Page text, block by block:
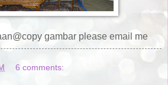
gambar please email me
6 comments: